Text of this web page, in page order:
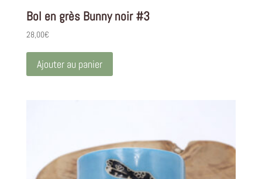
Bol en grès Bunny noir #3
28,00€
Ajouter au panier